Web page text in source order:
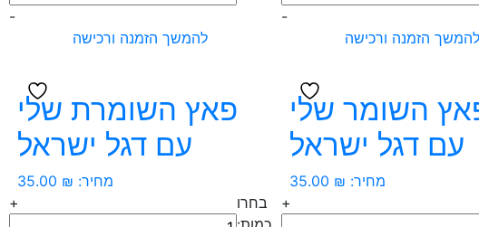
-
להמשך הזמנה ורכישה
של
ארה"ב
-
להמשך הזמנה ורכישה
השומר שלי
עם דגל ישראל
מחיר: 35.00 ₪
+
פאץ השומרת שלי
עם דגל ישראל
מחיר: 35.00 ₪
בחרו
+